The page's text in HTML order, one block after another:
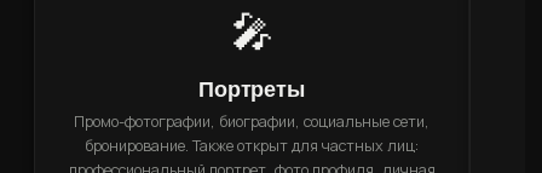
🎤
Портреты
Промо-фотографии, биографии, социальные сети,
бронирование. Также открыт для частных лиц: